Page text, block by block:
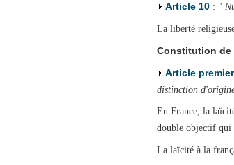
Article 10: "
La liberté
Constitution de
Article premier
distinction
En France, la
double objectif qui
La laïcité à la